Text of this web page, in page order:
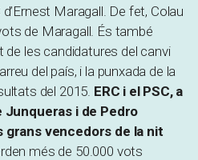
Maragall. De fet, Colau
de Maragall. És també
de les candidatures del canvi
del país, i la punxada de la
del 2015. ERC i el PSC, a
i de Pedro
grans vencedors de la nit
més de 50.000 vots